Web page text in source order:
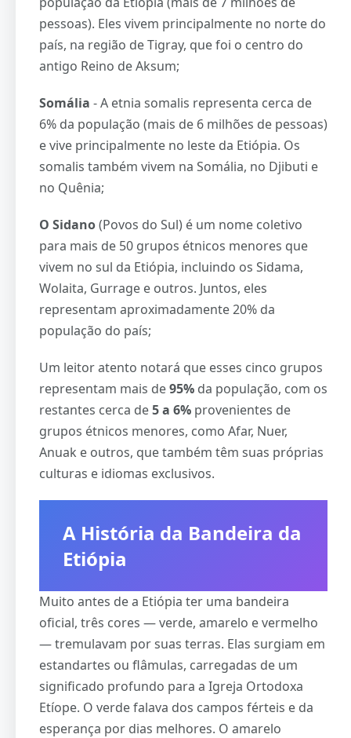
pessoas). Eles vivem principalmente no norte do
país, na região de Tigray, que foi o centro do
antigo Reino de Aksum;
Somália - A etnia somalis representa cerca de
6% da população (mais de 6 milhões de pessoas)
e vive principalmente no leste da Etiópia. Os
somalis também vivem na Somália, no Djibuti e
no Quênia;
O Sidano(Povos do Sul) é um nome coletivo
para mais de 50 grupos étnicos menores que
vivem no sul da Etiópia, incluindo os Sidama,
Wolaita, Gurrage e outros. Juntos, eles
representam aproximadamente 20% da
população do país;
Um leitor atento notará que esses cinco grupos
representam mais de95% da população, com os
restantes cerca de5 a 6% provenientes de
grupos étnicos menores, como Afar, Nuer,
Anuak e outros, que também têm suas próprias
culturas e idiomas exclusivos.
A História da Bandeira da
Etiópia
Muito antes de a Etiópia ter uma bandeira
oficial, três cores — verde, amarelo e vermelho
— tremulavam por suas terras. Elas surgiam em
estandartes ou flâmulas, carregadas de um
significado profundo para a Igreja Ortodoxa
Etíope. O verde falava dos campos férteis e da
esperança por dias melhores. O amarelo